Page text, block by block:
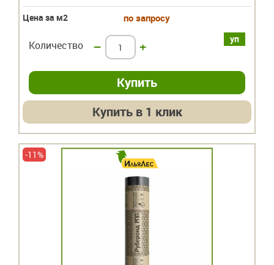
Цена за м2 по запросу
уп
Количество – +
Купить в 1 клик
-11%